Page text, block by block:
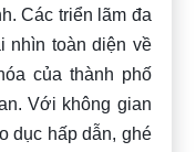
Các triển lãm đa
nhìn toàn diện về
của thành phố
Với không gian
dục hấp dẫn, ghé